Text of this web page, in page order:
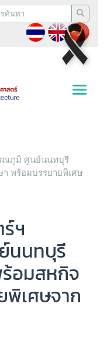
ณภูมิ ศูนย์นนทบุรี
พร้อมบรรยายพิเศษ
ฯ
นนทบุรี
อมสหกิจ
เศษจาก